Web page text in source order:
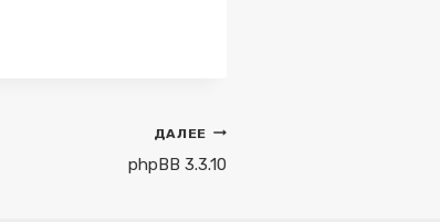
ДАЛЕЕ
phpBB 3.3.10